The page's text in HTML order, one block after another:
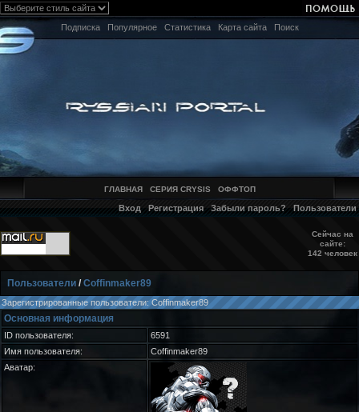
Подписка Популярное Статистика Карта сайта Поиск
ГЛАВНАЯ СЕРИЯ CRYSIS ОФФТОП
Вход Регистрация Забыли пароль? Пользователи
Сейчас на
сайте:
142 человек
Пользователи /Coffinmaker89
Зарегистрированные пользователи: Coffinmaker89
Основная информация
ID пользователя:
6591
Имя пользователя:
Coffinmaker89
Аватар: